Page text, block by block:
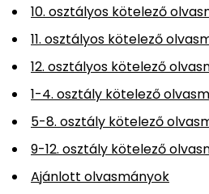
10. osztályos kötelező
11. osztályos kötelező
12. osztályos kötelező
1-4. osztály kötelező
5-8. osztály kötelező
9-12. osztály kötelező
Ajánlott olvasmányok